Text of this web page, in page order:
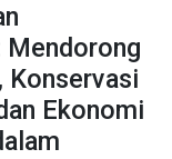
Mendorong
Konservasi
Ekonomi